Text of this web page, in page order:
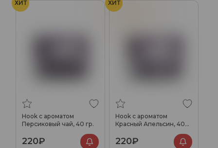
ХИТ
Hook с ароматом
Персиковый чай, 40 гр.
220₽
ХИТ
Апельсин
Hook с ароматом
Красный Апельсин, 40
220₽